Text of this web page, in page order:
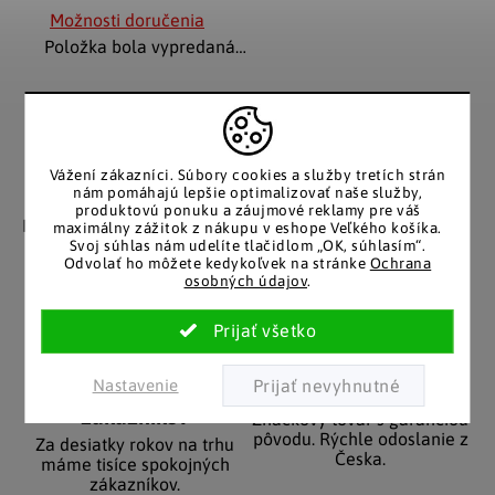
Vážení zákazníci. Súbory cookies a služby tretích strán
nám pomáhajú lepšie optimalizovať naše služby,
produktovú ponuku a záujmové reklamy pre váš
maximálny zážitok z nákupu v eshope Veľkého košíka.
Svoj súhlas nám udelíte tlačidlom „OK, súhlasím“.
Odvolať ho môžete kedykoľvek na stránke Ochrana
osobných údajov.
Nastavenie
Možnosti doručenia
Položka bola vypredaná…
Záruka spokojnosti
Nakupujete bez obáv, férové
​​konanie v každej situácii.
Katalóg v tlačenej
podobe
Stálym zákazníkom
posielame papierový
katalóg do schránky.
Pozitívne ohlasy
Za desiatky rokov na trhu
máme tisíce spokojných
zákazníkov.
EÚ distribúcia
Značkový tovar s garanciou
pôvodu. Rýchle odoslanie z
Česka.